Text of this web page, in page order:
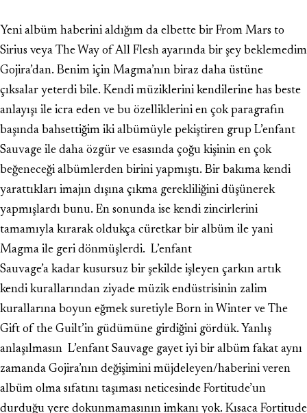
Yeni albüm haberini aldığım da elbette bir From Mars to
Sirius veya The Way of All Flesh ayarında bir şey beklemedim
Gojira’dan. Benim için Magma’nın biraz daha üstüne
çıksalar yeterdi bile. Kendi müziklerini kendilerine has beste
anlayışı ile icra eden ve bu özelliklerini en çok paragrafın
başında bahsettiğim iki albümüyle pekiştiren grup L’enfant
Sauvage ile daha özgür ve esasında çoğu kişinin en çok
beğeneceği albümlerden birini yapmıştı. Bir bakıma kendi
yarattıkları imajın dışına çıkma gerekliliğini düşünerek
yapmışlardı bunu. En sonunda ise kendi zincirlerini
tamamıyla kırarak oldukça cüretkar bir albüm ile yani
Magma ile geri dönmüşlerdi. L’enfant
Sauvage’a kadar kusursuz bir şekilde işleyen çarkın artık
kendi kurallarından ziyade müzik endüstrisinin zalim
kurallarına boyun eğmek suretiyle Born in Winter ve The
Gift of the Guilt’in güdümüne girdiğini gördük. Yanlış
anlaşılmasın L’enfant Sauvage gayet iyi bir albüm fakat aynı
zamanda Gojira’nın değişimini müjdeleyen/haberini veren
albüm olma sıfatını taşıması neticesinde Fortitude’un
durduğu yere dokunmamasının imkanı yok. Kısaca Fortitude